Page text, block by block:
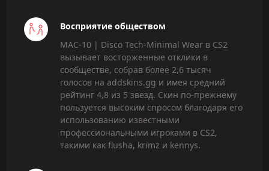
Восприятие обществом
MAC-10 | Disco Tech-Minimal Wear в CS2
вызывает восторженные отклики в
сообществе, собрав более 2,6 тысяч
голосов на addskins.gg и имея средний
рейтинг 4,8 из 5 звезд. Скин по-прежнему
пользуется высоким спросом благодаря его
использованию известными
профессиональными игроками в CS2,
такими как flusha, krimz и kennys.